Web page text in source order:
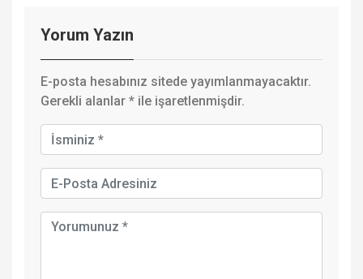
Yorum Yazın
E-posta hesabınız sitede yayımlanmayacaktır.
Gerekli alanlar * ile işaretlenmişdir.